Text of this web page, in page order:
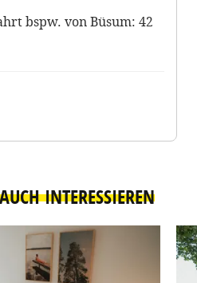
bspw. von Büsum: 42
INTERESSIEREN